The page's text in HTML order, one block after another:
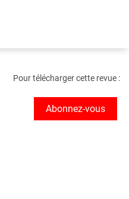
Pour télécharger cette revue :
Abonnez-vous